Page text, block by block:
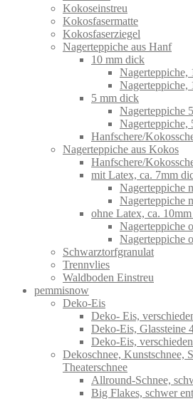
Kokoseinstreu
Kokosfasermatte
Kokosfaserziegel
Nagerteppiche aus Hanf
10 mm dick
Nagerteppiche,
Nagerteppiche,
5 mm dick
Nagerteppiche
Nagerteppiche,
Hanfschere/
Nagerteppiche aus Kokos
Hanfschere/
mit Latex, ca. 7mm
Nagerteppiche
Nagerteppiche
ohne Latex, ca.
Nagerteppiche
Nagerteppiche
Schwarztorfgranulat
Trennvlies
Waldboden Einstreu
pemmisnow
Deko-Eis
Deko- Eis,
Deko-Eis, Glassteine
Deko-Eis,
Dekoschnee, Kunstschnee,
Theaterschnee
Allround-Schnee,
Big Flakes, schwer